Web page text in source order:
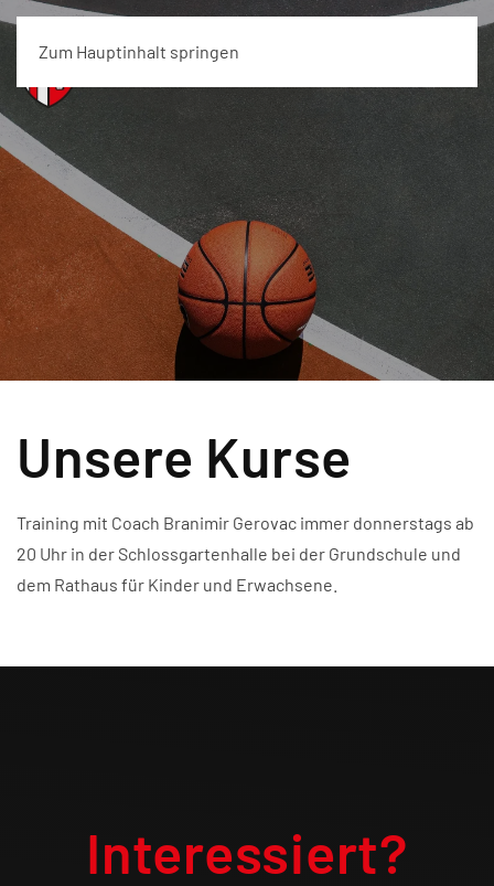
Zum Hauptinhalt springen
Unsere Kurse
Training mit Coach Branimir Gerovac immer donnerstags ab
20 Uhr in der Schlossgartenhalle bei der Grundschule und
dem Rathaus für Kinder und Erwachsene.
Interessiert?